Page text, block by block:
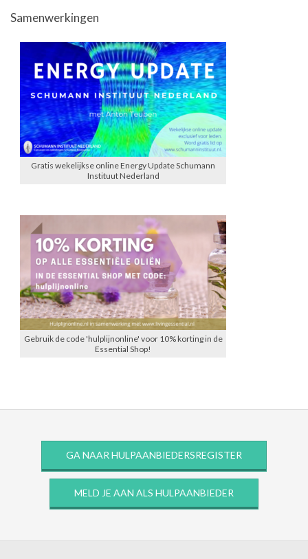
Samenwerkingen
Gratis wekelijkse online Energy Update Schumann
Instituut Nederland
Gebruik de code 'hulplijnonline' voor 10% korting in de
Essential Shop!
GA NAAR HULPAANBIEDERSREGISTER
MELD JE AAN ALS HULPAANBIEDER